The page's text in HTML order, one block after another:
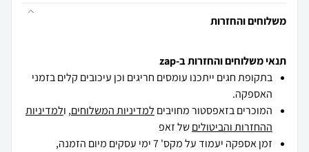
משלוחים והחזרות
תנאי משלוחים והחזרות ב-zap
בתקופת חגים ייתכנו עומסים חריגים וכן עיכובים קלים בזמני
האספקה.
המוכרים בזאפסטור מחויבים למדיניות המשלוחים, ולמדיניות
ההחזרות והביטוליםשל זאפ
זמן אספקה יעמוד על מקס' 7 ימי עסקים מיום הזמנה,